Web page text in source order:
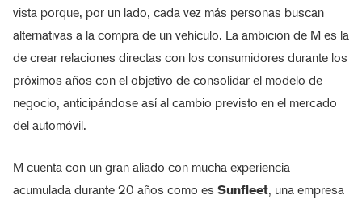
vista porque, por un lado, cada vez más personas buscan
alternativas a la compra de un vehículo. La ambición de M es la
de crear relaciones directas con los consumidores durante los
próximos años con el objetivo de consolidar el modelo de
negocio, anticipándose así al cambio previsto en el mercado
del automóvil.
M cuenta con un gran aliado con mucha experiencia
acumulada durante 20 años como es Sunfleet, una empresa